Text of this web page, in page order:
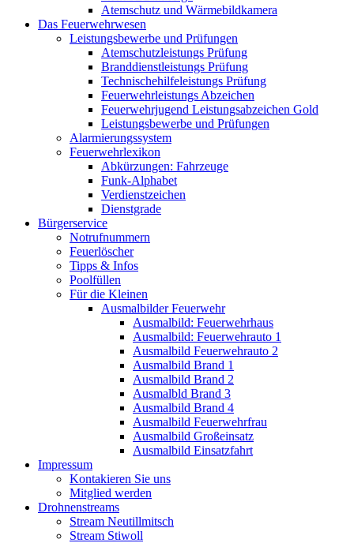
Atemschutz und Wärmebildkamera
Das Feuerwehrwesen
Leistungsbewerbe und Prüfungen
Atemschutzleistungs Prüfung
Branddienstleistungs Prüfung
Technischehilfeleistungs Prüfung
Feuerwehrleistungs Abzeichen
Feuerwehrjugend Leistungsabzeichen Gold
Leistungsbewerbe und Prüfungen
Alarmierungssystem
Feuerwehrlexikon
Abkürzungen: Fahrzeuge
Funk-Alphabet
Verdienstzeichen
Dienstgrade
Bürgerservice
Notrufnummern
Feuerlöscher
Tipps & Infos
Poolfüllen
Für die Kleinen
Ausmalbilder Feuerwehr
Ausmalbild: Feuerwehrhaus
Ausmalbild: Feuerwehrauto 1
Ausmalbild Feuerwehrauto 2
Ausmalbild Brand 1
Ausmalbild Brand 2
Ausmalbld Brand 3
Ausmalbild Brand 4
Ausmalbild Feuerwehrfrau
Ausmalbild Großeinsatz
Ausmalbild Einsatzfahrt
Impressum
Kontakieren Sie uns
Mitglied werden
Drohnenstreams
Stream Neutillmitsch
Stream Stiwoll